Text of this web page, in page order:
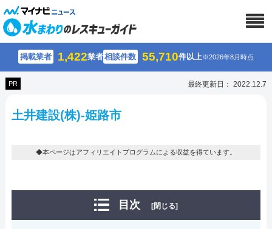
掲載業者 1,422業者相談件数 55,710件以上※2026年8月時点
PR 最終更新日： 2022.12.7
土井建設(株)-姫路市
◆本ページはアフィリエイトプログラムによる収益を得ています。
目次 [閉じる]